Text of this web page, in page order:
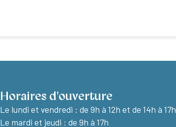
Horaires d'ouverture
Le lundi et vendredi : de 9h à 12h et de 14h à 17h
Le mardi et jeudi : de 9h à 17h